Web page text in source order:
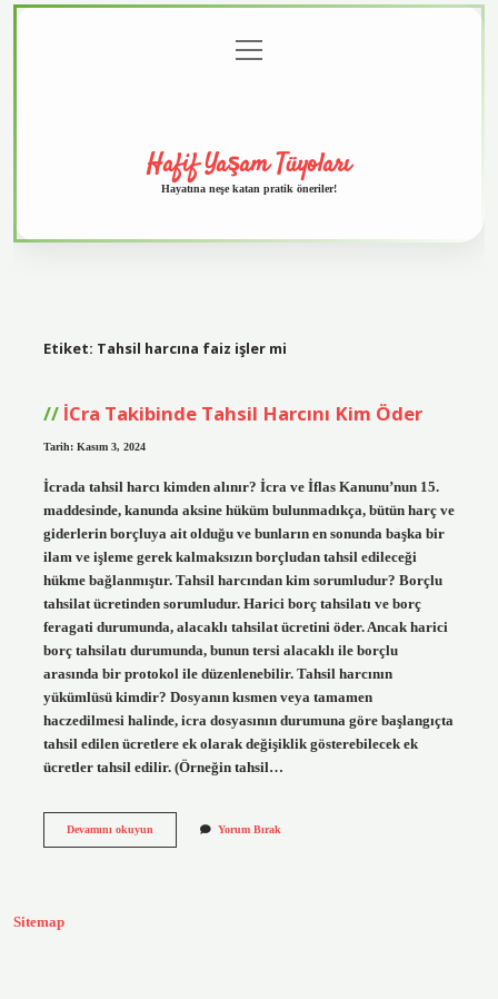
menüyü
aç
Hafif Yaşam Tüyoları
Hayatına neşe katan pratik öneriler!
Etiket: Tahsil harcına faiz işler mi
İCra Takibinde Tahsil Harcını Kim Öder
Tarih: Kasım 3, 2024
İcrada tahsil harcı kimden alınır? İcra ve İflas Kanunu’nun 15.
maddesinde, kanunda aksine hüküm bulunmadıkça, bütün harç ve
giderlerin borçluya ait olduğu ve bunların en sonunda başka bir
ilam ve işleme gerek kalmaksızın borçludan tahsil edileceği
hükme bağlanmıştır. Tahsil harcından kim sorumludur? Borçlu
tahsilat ücretinden sorumludur. Harici borç tahsilatı ve borç
feragati durumunda, alacaklı tahsilat ücretini öder. Ancak harici
borç tahsilatı durumunda, bunun tersi alacaklı ile borçlu
arasında bir protokol ile düzenlenebilir. Tahsil harcının
yükümlüsü kimdir? Dosyanın kısmen veya tamamen
haczedilmesi halinde, icra dosyasının durumuna göre başlangıçta
tahsil edilen ücretlere ek olarak değişiklik gösterebilecek ek
ücretler tahsil edilir. (Örneğin tahsil…
Devamını okuyunİCra
Yorum Bırak
Sitemap